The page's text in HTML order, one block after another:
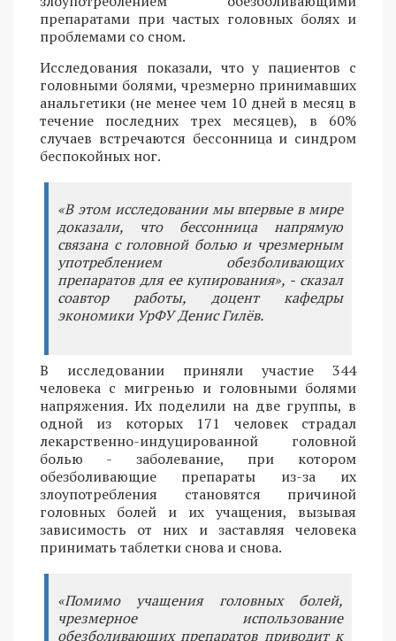
препаратами при частых головных болях и
проблемами со сном.
Исследования показали, что у пациентов с
головными болями, чрезмерно принимавших
анальгетики (не менее чем 10 дней в месяц в
течение последних трех месяцев), в 60%
случаев встречаются бессонница и синдром
беспокойных ног.
«В этом исследовании мы впервые в мире
доказали, что бессонница напрямую
связана с головной болью и чрезмерным
употреблением обезболивающих
препаратов для ее купирования», - сказал
соавтор работы, доцент кафедры
экономики УрФУ Денис Гилёв.
В исследовании приняли участие 344
человека с мигренью и головными болями
напряжения. Их поделили на две группы, в
одной из которых 171 человек страдал
лекарственно-индуцированной головной
болью - заболевание, при котором
обезболивающие препараты из-за их
злоупотребления становятся причиной
головных болей и их учащения, вызывая
зависимость от них и заставляя человека
принимать таблетки снова и снова.
«Помимо учащения головных болей,
чрезмерное использование
обезболивающих препаратов приводит к